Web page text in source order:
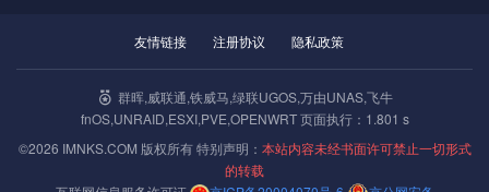
友情链接 注册协议 隐私政策
群晖,威联通,铁威马,绿联UGOS,万由UNAS,飞牛
fnOS,UNRAID,ESXI,PVE,OPENWRT 页面执行：1.801 s
©2026 IMNKS.COM 版权所有 特别声明： 本站内容未经书面许可禁止一切形式
的转载